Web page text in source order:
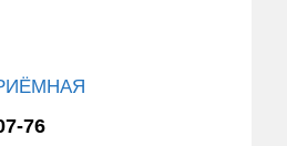
76